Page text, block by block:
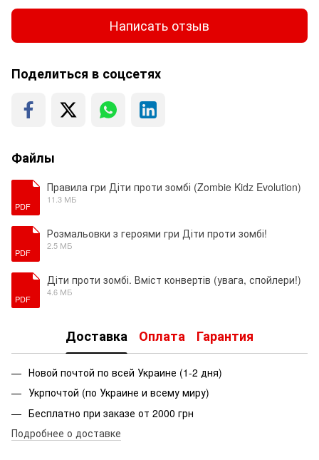
Написать отзыв
Поделиться в соцсетях
Файлы
PDF
Правила гри Діти проти зомбі (Zombie Kidz Evolution)
11.3 МБ
PDF
Розмальовки з героями гри Діти проти зомбі!
2.5 МБ
PDF
Діти проти зомбі. Вміст конвертів (увага, спойлери!)
4.6 МБ
Доставка Оплата Гарантия
Новой почтой по всей Украине (1-2 дня)
Укрпочтой (по Украине и всему миру)
Бесплатно при заказе от 2000 грн
Подробнее о доставке